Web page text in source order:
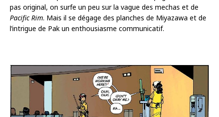
pas original, on surfe un peu sur la vague des mechas et de
Pacific Rim. Mais il se dégage des planches de Miyazawa et de
l’intrigue de Pak un enthousiasme communicatif.